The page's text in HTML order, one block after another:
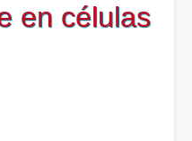
en células